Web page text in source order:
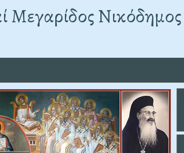
Μεγαρίδος Νικόδημος